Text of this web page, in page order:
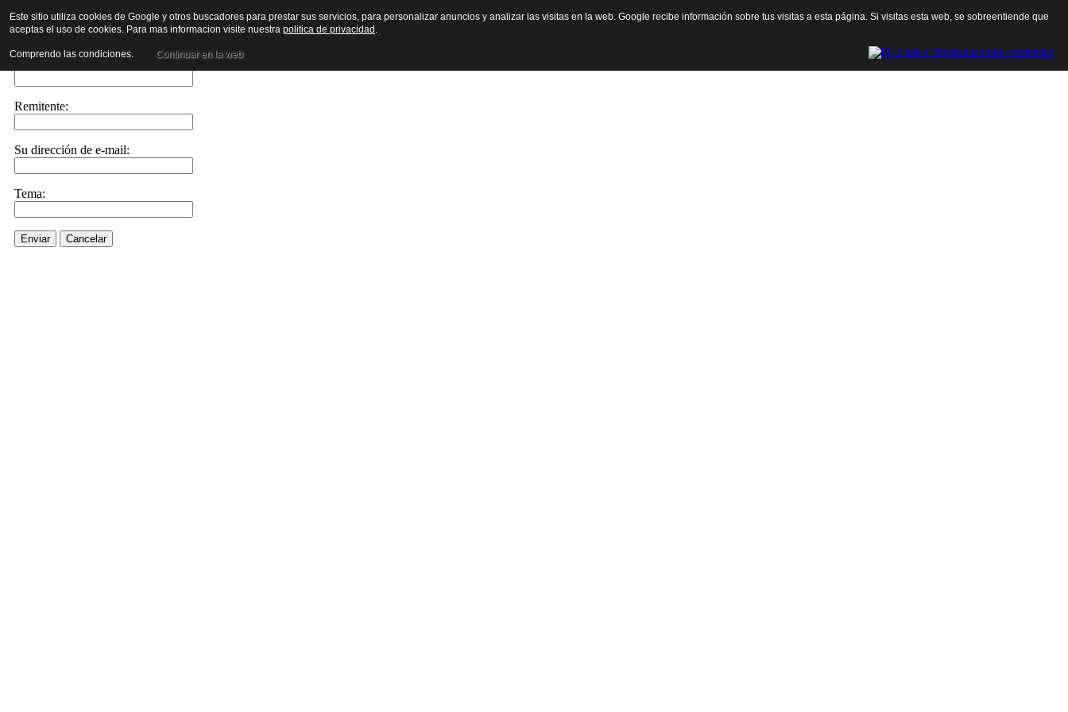
Cerrar esta ventana
Enviar este enlace a un amigo por e-mail
Enviar e-mail a::
Remitente:
Su dirección de e-mail:
Tema:
Enviar Cancelar
Este sitio utiliza cookies de Google y otros buscadores para prestar sus servicios, para personalizar anuncios y analizar las visitas en la web. Google recibe información sobre tus visitas a esta página. Si visitas esta web, se sobreentiende que
aceptas el uso de cookies. Para mas informacion visite nuestra politica de privacidad .
Comprendo las condiciones. Continuar en la web